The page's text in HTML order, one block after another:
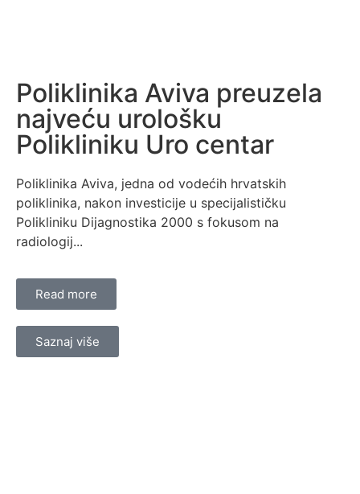
Poliklinika Aviva preuzela
najveću urološku
Polikliniku Uro centar
Poliklinika Aviva, jedna od vodećih hrvatskih
poliklinika, nakon investicije u specijalističku
Polikliniku Dijagnostika 2000 s fokusom na
radiologij...
Read more
Saznaj više